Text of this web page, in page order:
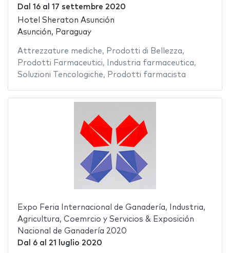
Dal 16al 17 settembre 2020
Hotel Sheraton Asunción
Asunción, Paraguay
Attrezzature mediche, Prodotti di Bellezza,
Prodotti Farmaceutici, Industria farmaceutica,
Soluzioni Tencologiche, Prodotti farmacista
Expo Feria Internacional de Ganadería, Industria,
Agricultura, Coemrcio y Servicios & Exposición
Nacional de Ganadería 2020
Dal 6al 21 luglio 2020